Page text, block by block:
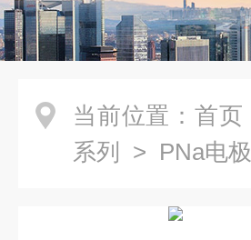
当前位置： 首页
系列
> PNa电极